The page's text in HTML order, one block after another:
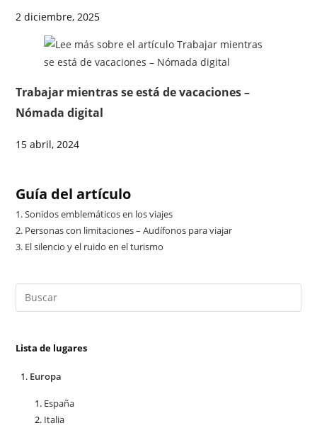
2 diciembre, 2025
Trabajar mientras se está de vacaciones –
Nómada digital
15 abril, 2024
Guía del artículo
1.Sonidos emblemáticos en los viajes
2. Personas con limitaciones – Audífonos para viajar
3. El silencio y el ruido en el turismo
Lista de lugares
Europa
España
Italia